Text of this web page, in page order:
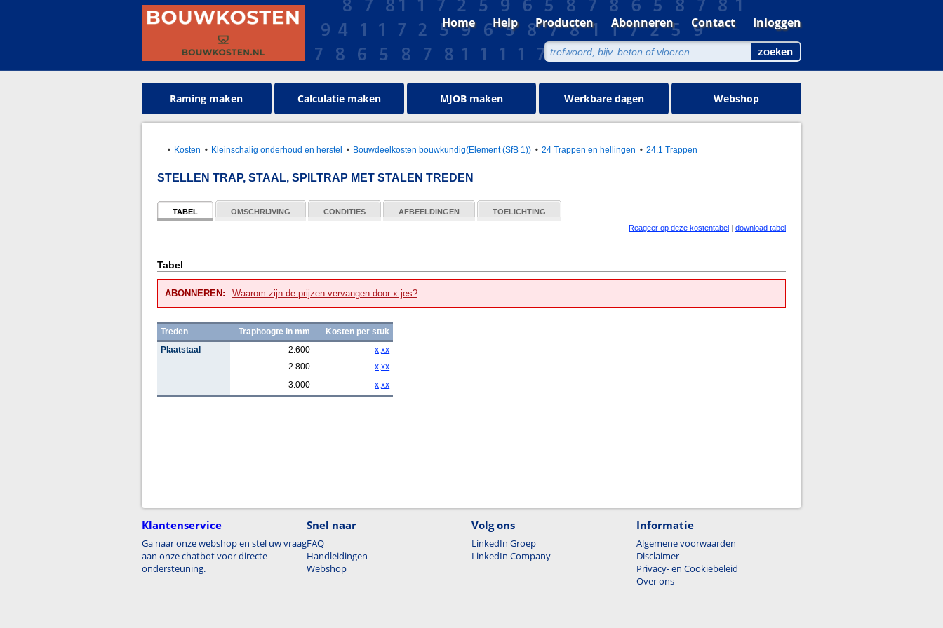
Home Help Producten Abonneren Contact Inloggen
Raming maken Calculatie maken MJOB maken Werkbare dagen Webshop
Kosten Kleinschalig onderhoud en herstel Bouwdeelkosten bouwkundig(Element (SfB 1)) 24 Trappen en hellingen 24.1 Trappen
STELLEN TRAP, STAAL, SPILTRAP MET STALEN TREDEN
TABEL OMSCHRIJVING CONDITIES AFBEELDINGEN
TOELICHTING
Reageer op deze kostentabel | download tabel
Tabel
ABONNEREN: Waarom zijn de prijzen vervangen door x-jes?
Treden Traphoogte in mm
Kosten per stuk
Plaatstaal
2.600
x,xx
2.800
x,xx
3.000
x,xx
Klantenservice
Ga naar onze webshop en stel uw vraag
aan onze chatbot voor directe
ondersteuning.
Snel naar
FAQ
Handleidingen
Webshop
Volg ons
LinkedIn Groep
LinkedIn Company
Informatie
Algemene voorwaarden
Disclaimer
Privacy- en Cookiebeleid
Over ons